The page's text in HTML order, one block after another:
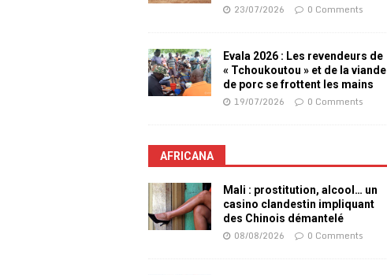
23/07/2026 0 Comments
Evala 2026 : Les revendeurs de
« Tchoukoutou » et de la viande
de porc se frottent les mains
19/07/2026 0 Comments
AFRICANA
Mali : prostitution, alcool… un
casino clandestin impliquant
des Chinois démantelé
08/08/2026 0 Comments